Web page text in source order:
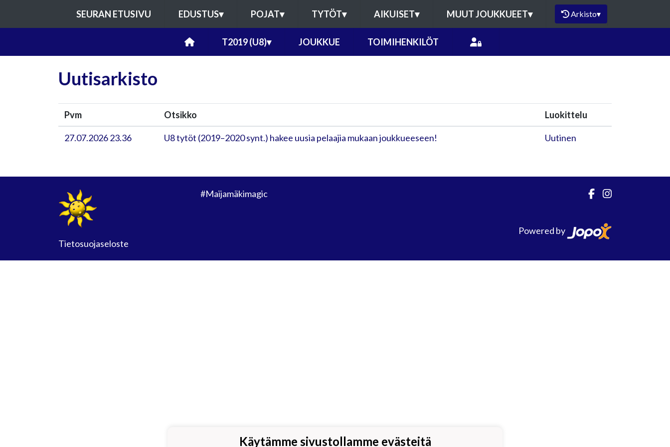
SEURAN ETUSIVU EDUSTUS▾ POJAT▾ TYTÖT▾ AIKUISET▾ MUUT JOUKKUEET▾ Arkisto▾
T2019 (U8)▾ JOUKKUE TOIMIHENKILÖT
Uutisarkisto
Pvm Otsikko Luokittelu
27.07.2026 23.36 U8 tytöt (2019–2020 synt.) hakee uusia pelaajia mukaan joukkueeseen! Uutinen
Tietosuojaseloste
#Maijamäkimagic
Powered by
Käytämme sivustollamme evästeitä